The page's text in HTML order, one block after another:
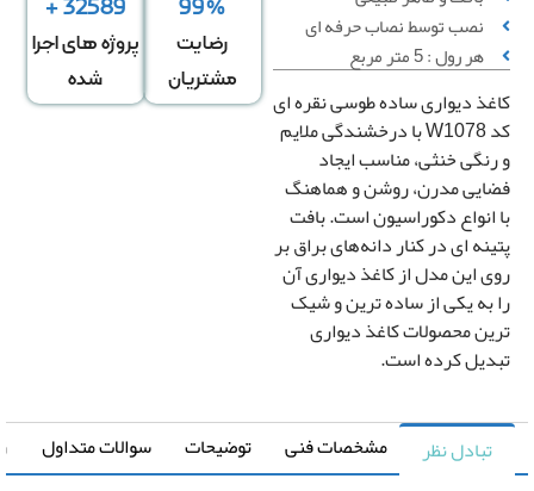
نصب توسط نصاب حرفه ای
هر رول : 5 متر مربع
تعداد
رول
اساس متراژ
دیوار
اساس متراژ
منزل
تعداد رول
قیمت کل
0تومان
رزرو
کاغذ
دیواری
دیواری ساده طوسی نقره ای
کد W1078 با درخشندگی ملایم
خنثی، مناسب ایجاد
مدرن، روشن و هماهنگ
انواع دکوراسیون است. بافت
ای در کنار دانه‌های براق بر
این مدل از کاغذ دیواری آن
به یکی از ساده ترین و شیک
محصولات کاغذ دیواری
کرده است.
99%
رضایت
مشتریان
32589 +
پروژه های اجرا
تبادل نظر مشخصات فنی توضیحات سوالات متداول